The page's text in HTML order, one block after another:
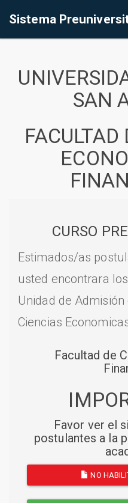
Sistema
SAN
CURSO
Estimados/as
usted encontrara
Unidad de
Ciencias
Facultad de
Favor ver el
postulantes a la
NO